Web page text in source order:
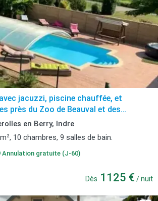
jacuzzi, piscine chauffée, et
près du Zoo de Beauval et des
en Berry, Indre
10 chambres, 9 salles de bain.
Annulation gratuite (J-60)
Dès 1125 € / nuit